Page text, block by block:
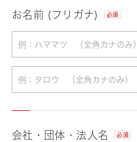
お名前 (フリガナ) 必須
会社・団体・法人名 必須